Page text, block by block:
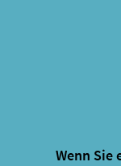
Wenn